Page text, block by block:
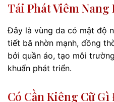
Tái Phát Viêm Nang
Đây là vùng da có mật độ
tiết bã nhờn mạnh, đồng
bởi quần áo, tạo môi
khuẩn phát triển.
Có Cần Kiêng Cữ